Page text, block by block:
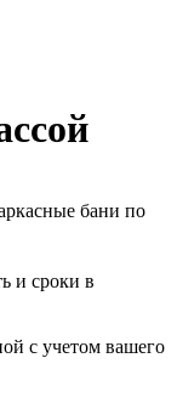
бани по
и сроки в
с учетом вашего